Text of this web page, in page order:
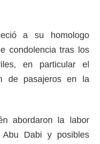
a su homologo
condolencia tras los
en particular el
de pasajeros en la
abordaron la labor
Abu Dabi y posibles